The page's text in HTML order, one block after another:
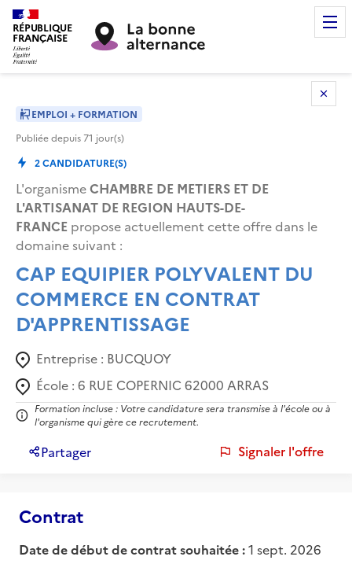
RÉPUBLIQUE
FRANÇAISE
EMPLOI + FORMATION
Publiée depuis71 jour(s)
2CANDIDATURE(S)
L'organismeCHAMBRE DE METIERS ET DE
L'ARTISANAT DE REGION HAUTS-DE-
FRANCE propose actuellement cette offre dans le
domaine suivant :
CAP EQUIPIER POLYVALENT DU
COMMERCE EN CONTRAT
D'APPRENTISSAGE
Entreprise : BUCQUOY
École : 6 RUE COPERNIC 62000 ARRAS
Formation incluse : Votre candidature sera transmise à l'école ou à
l'organisme qui gère ce recrutement.
Partager Signaler l'offre
Contrat
Date de début de contrat souhaitée :1 sept. 2026